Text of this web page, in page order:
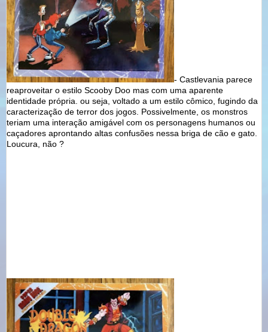
- Castlevania parece
reaproveitar o estilo Scooby Doo mas com uma aparente
identidade própria. ou seja, voltado a um estilo cômico, fugindo da
caracterização de terror dos jogos. Possivelmente, os monstros
teriam uma interação amigável com os personagens humanos ou
caçadores aprontando altas confusões nessa briga de cão e gato.
Loucura, não ?